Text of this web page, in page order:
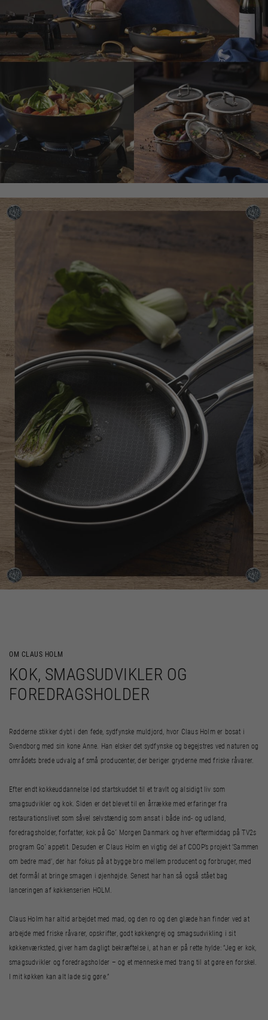
OM CLAUS HOLM
KOK, SMAGSUDVIKLER OG
FOREDRAGSHOLDER
Rødderne stikker dybt i den fede, sydfynske muldjord, hvor Claus Holm er bosat i
Svendborg med sin kone Anne. Han elsker det sydfynske og begejstres ved naturen og
områdets brede udvalg af små producenter, der beriger gryderne med friske råvarer.
Efter endt kokkeuddannelse lød startskuddet til et travlt og alsidigt liv som
smagsudvikler og kok. Siden er det blevet til en årrække med erfaringer fra
restaurationslivet som såvel selvstændig som ansat i både ind- og udland,
foredragsholder, forfatter, kok på Go´ Morgen Danmark og hver eftermiddag på TV2s
program Go´ appetit. Desuden er Claus Holm en vigtig del af COOP’s projekt ’Sammen
om bedre mad’, der har fokus på at bygge bro mellem producent og forbruger, med
det formål at bringe smagen i øjenhøjde. Senest har han så også stået bag
lanceringen af køkkenserien HOLM.
Claus Holm har altid arbejdet med mad, og den ro og den glæde han finder ved at
arbejde med friske råvarer, opskrifter, godt køkkengrej og smagsudvikling i sit
køkkenværksted, giver ham dagligt bekræftelse i, at han er på rette hylde: ”Jeg er kok,
smagsudvikler og foredragsholder – og et menneske med trang til at gøre en forskel.
I mit køkken kan alt lade sig gøre.”